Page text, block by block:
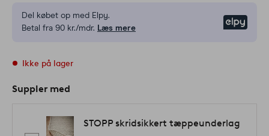
Del købet op med Elpy.
Betal fra 90 kr./mdr. Læs mere
Ikke på lager
Suppler med
STOPP skridsikkert tæppeunderlag